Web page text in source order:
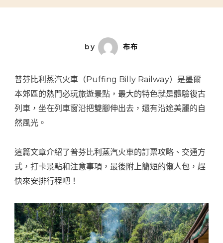
火
車
︱
訂
票、
行
程
一
by 布布
普芬比利蒸汽火車（Puffing Billy Railway）是墨爾
本郊區的熱門必玩旅遊景點，最大的特色就是體驗復古
列車，坐在列車窗沿把雙腳伸出去，還有沿途美麗的自
然風光。
這篇文章介紹了普芬比利蒸汽火車的訂票攻略、交通方
式，打卡景點和注意事項，最後附上簡短的懶人包，趕
快來安排行程吧！